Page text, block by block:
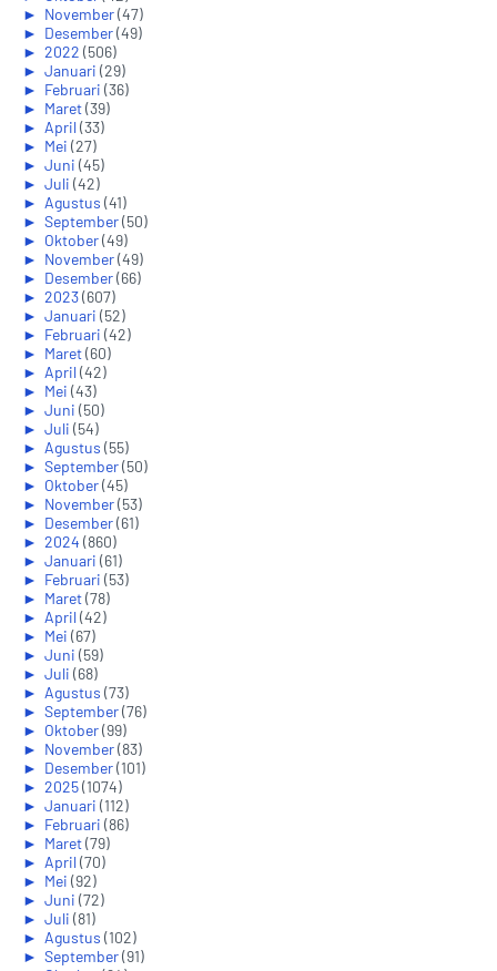
► November(47)
► Desember(49)
► 2022 (506)
► Januari (29)
► Februari (36)
► Maret(39)
► April(33)
► Mei (27)
► Juni (45)
► Juli (42)
► Agustus (41)
► September(50)
► Oktober(49)
► November(49)
► Desember(66)
► 2023(607)
► Januari (52)
► Februari (42)
► Maret(60)
► April(42)
► Mei (43)
► Juni (50)
► Juli (54)
► Agustus (55)
► September(50)
► Oktober(45)
► November(53)
► Desember(61)
► 2024 (860)
► Januari (61)
► Februari (53)
► Maret(78)
► April(42)
► Mei (67)
► Juni (59)
► Juli (68)
► Agustus (73)
► September(76)
► Oktober(99)
► November(83)
► Desember(101)
► 2025(1074)
► Januari (112)
► Februari (86)
► Maret(79)
► April(70)
► Mei (92)
► Juni (72)
► Juli (81)
► Agustus (102)
► September(91)